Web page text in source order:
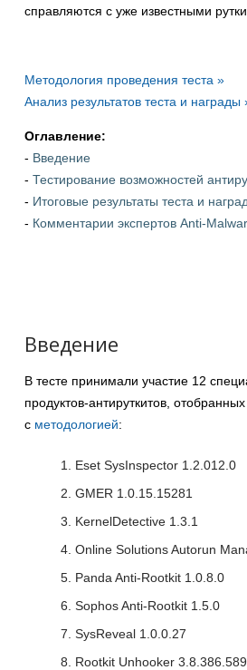
справляются с уже известными
Методология проведения теста »
Анализ результатов теста и награды
Оглавление:
- Введение
- Тестирование возможностей
- Итоговые результаты теста и
- Комментарии экспертов Anti-
Введение
В тесте принимали участие 12
продуктов-антируткитов, отобранных
с методологией:
Eset SysInspector 1.2.012.0
GMER 1.0.15.15281
KernelDetective 1.3.1
Online Solutions Autorun
Panda Anti-Rootkit 1.0.8.0
Sophos Anti-Rootkit 1.5.0
SysReveal 1.0.0.27
Rootkit Unhooker 3.8.386.589